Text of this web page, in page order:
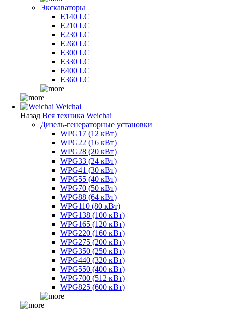
Экскаваторы
E140 LC
E210 LC
E230 LC
E260 LC
E300 LC
E330 LC
E400 LC
E360 LC
Weichai
Назад Вся техника Weichai
Дизель-генераторные установки
WPG17 (12 кВт)
WPG22 (16 кВт)
WPG28 (20 кВт)
WPG33 (24 кВт)
WPG41 (30 кВт)
WPG55 (40 кВт)
WPG70 (50 кВт)
WPG88 (64 кВт)
WPG110 (80 кВт)
WPG138 (100 кВт)
WPG165 (120 кВт)
WPG220 (160 кВт)
WPG275 (200 кВт)
WPG350 (250 кВт)
WPG440 (320 кВт)
WPG550 (400 кВт)
WPG700 (512 кВт)
WPG825 (600 кВт)